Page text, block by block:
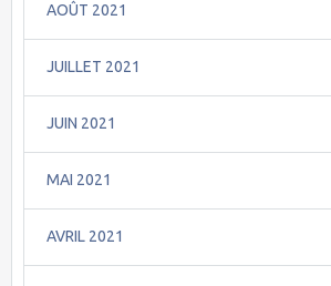
AOÛT 2021
JUILLET 2021
JUIN 2021
MAI 2021
AVRIL 2021